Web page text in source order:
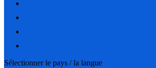
Sélectionner le pays / la langue